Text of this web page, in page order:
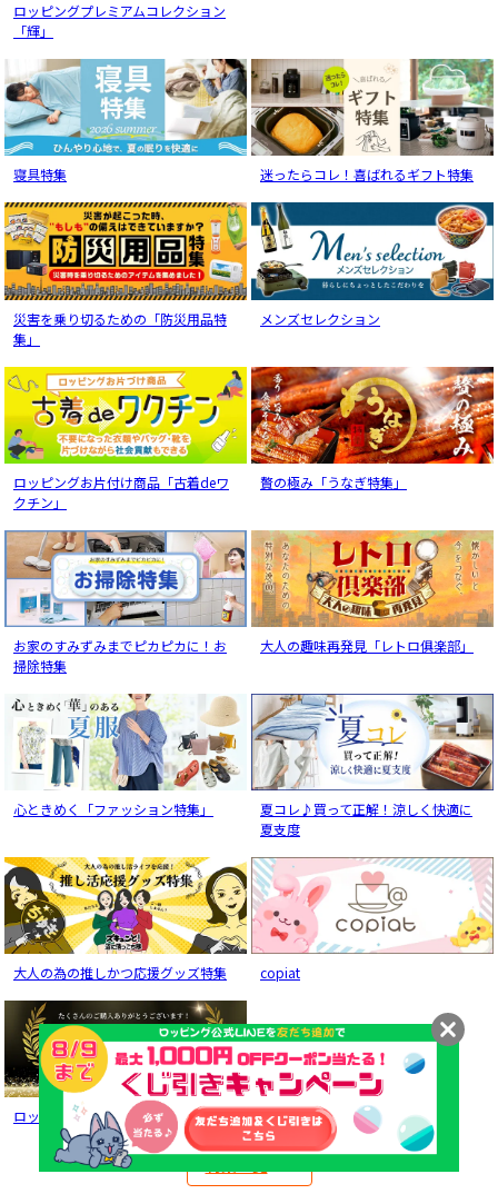
ロッピングプレミアムコレクション
「輝」
寝具特集 迷ったらコレ！喜ばれるギフト特集
災害を乗り切るための「防災用品特
集」
メンズセレクション
ロッピングお片付け商品「古着deワ
クチン」
贅の極み「うなぎ特集」
お家のすみずみまでピカピカに！お
掃除特集
大人の趣味再発見「レトロ俱楽部」
心ときめく「ファッション特集」
夏コレ♪買って正解！涼しく快適に
夏支度
大人の為の推しかつ応援グッズ特集 copiat
ロッピング 売れ筋ランキング